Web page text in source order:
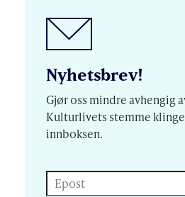
Nyhetsbrev!
Gjør oss mindre avhengig
Kulturlivets stemme
innboksen.
Epost